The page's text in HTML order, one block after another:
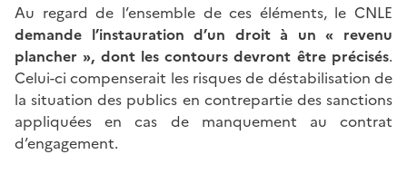
Au regard de l’ensemble de ces éléments, le CNLE
demande l’instauration d’un droit à un « revenu
plancher », dont les contours devront être précisés.
Celui-ci compenserait les risques de déstabilisation de
la situation des publics en contrepartie des sanctions
appliquées en cas de manquement au contrat
d’engagement.